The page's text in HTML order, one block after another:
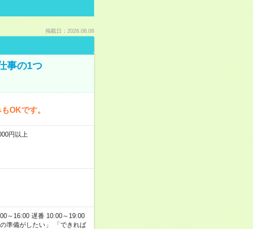
掲載日：2026.08.08
事の1つ
OKです。
円以上
～16:00 遅番 10:00～19:00
準備がしたい」 「できれば